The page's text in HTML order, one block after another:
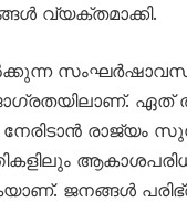
വ്യക്തമാക്കി.
ഏത്
രാജ്യം
ജനങ്ങൾ